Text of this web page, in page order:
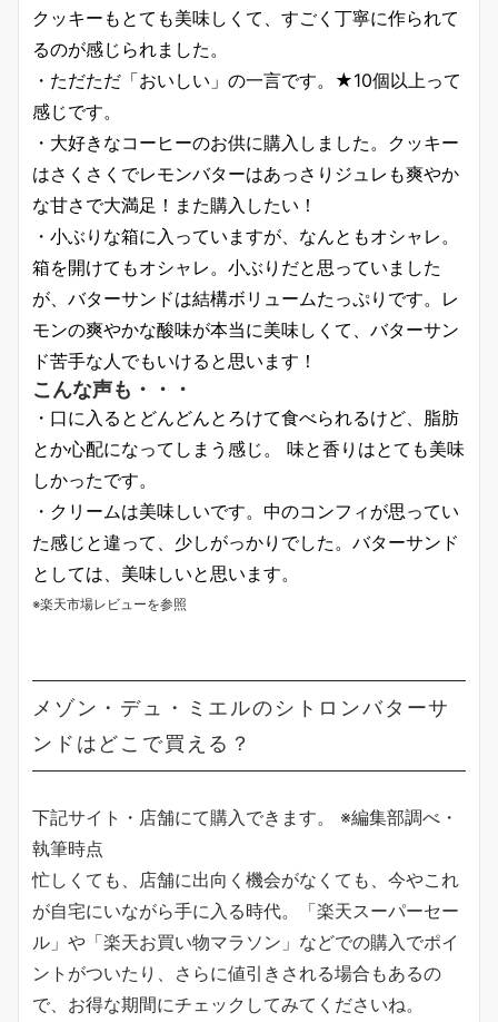
クッキーもとても美味しくて、すごく丁寧に作られて
るのが感じられました。
・ただただ「おいしい」の一言です。★10個以上って
感じです。
・大好きなコーヒーのお供に購入しました。クッキー
はさくさくでレモンバターはあっさりジュレも爽やか
な甘さで大満足！また購入したい！
・小ぶりな箱に入っていますが、なんともオシャレ。
箱を開けてもオシャレ。小ぶりだと思っていました
が、バターサンドは結構ボリュームたっぷりです。レ
モンの爽やかな酸味が本当に美味しくて、バターサン
ド苦手な人でもいけると思います！
こんな声も・・・
・口に入るとどんどんとろけて食べられるけど、脂肪
とか心配になってしまう感じ。 味と香りはとても美味
しかったです。
・クリームは美味しいです。中のコンフィが思ってい
た感じと違って、少しがっかりでした。バターサンド
としては、美味しいと思います。
※楽天市場レビューを参照
メゾン・デュ・ミエルのシトロンバターサ
ンドはどこで買える？
下記サイト・店舗にて購入できます。 ※編集部調べ・
執筆時点
忙しくても、店舗に出向く機会がなくても、今やこれ
が自宅にいながら手に入る時代。「楽天スーパーセー
ル」や「楽天お買い物マラソン」などでの購入でポイ
ントがついたり、さらに値引きされる場合もあるの
で、お得な期間にチェックしてみてくださいね。